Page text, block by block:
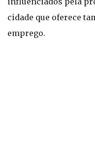
cidade que oferece
emprego.